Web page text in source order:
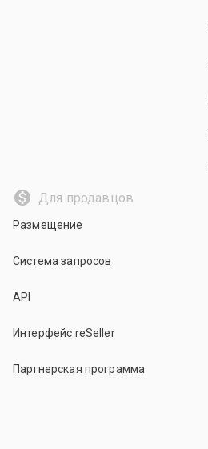
Для продавцов
Размещение
Система запросов
API
Интерфейс reSeller
Партнерская программа